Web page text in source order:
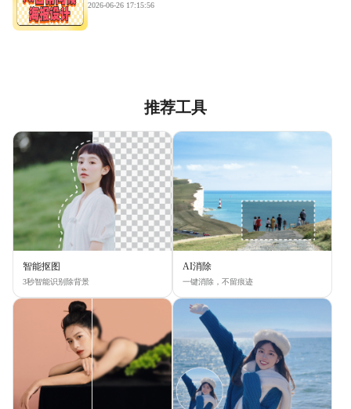
2026-06-26 17:15:56
推荐工具
智能抠图
3秒智能识别除背景
AI消除
一键消除，不留痕迹